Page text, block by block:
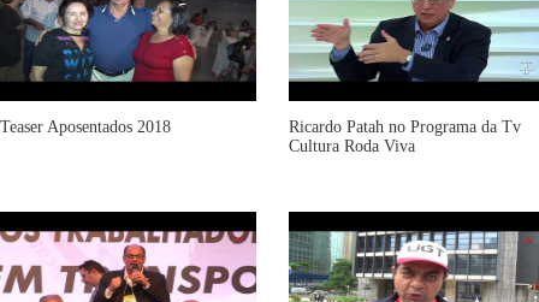
Teaser Aposentados 2018
Ricardo Patah no Programa da Tv
Cultura Roda Viva